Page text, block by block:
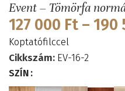
Event – Tömörfa
127 000 Ft – 190
Koptatófilccel
Cikkszám: EV-16-2
SZÍN